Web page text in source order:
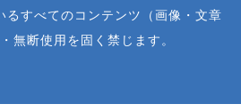
るすべてのコンテンツ（画像・文章
無断使用を固く禁じます。